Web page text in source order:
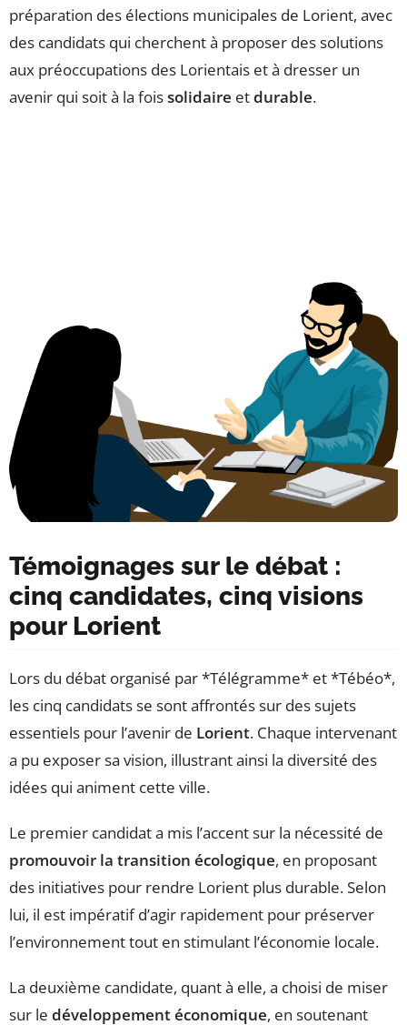
préparation des élections municipales de Lorient, avec
des candidats qui cherchent à proposer des solutions
aux préoccupations des Lorientais et à dresser un
avenir qui soit à la foissolidaire etdurable.
Témoignages sur le débat :
cinq candidates, cinq visions
pour Lorient
Lors du débat organisé par *Télégramme* et *Tébéo*,
les cinq candidats se sont affrontés sur des sujets
essentiels pour l’avenir de Lorient. Chaque intervenant
a pu exposer sa vision, illustrant ainsi la diversité des
idées qui animent cette ville.
Le premier candidat a mis l’accent sur la nécessité de
promouvoir la transition écologique, en proposant
des initiatives pour rendre Lorient plus durable. Selon
lui, il est impératif d’agir rapidement pour préserver
l’environnement tout en stimulant l’économie locale.
La deuxième candidate, quant à elle, a choisi de miser
sur le développement économique, en soutenant